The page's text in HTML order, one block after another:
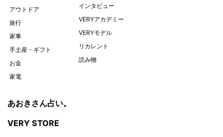
アウトドア
旅行
家事
手土産・ギフト
お金
家電
インタビュー
VERYアカデミー
VERYモデル
リカレント
読み物
あおきさん占い。
VERY STORE